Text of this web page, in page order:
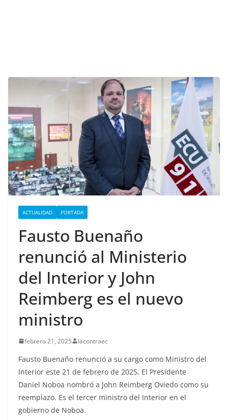
ACTUALIDAD PORTADA
Fausto Buenaño
renunció al Ministerio
del Interior y John
Reimberg es el nuevo
ministro
febrero 21, 2025 lacontraec
Fausto Buenaño renunció a su cargo como Ministro del
Interior este 21 de febrero de 2025. El Presidente
Daniel Noboa nombró a John Reimberg Oviedo como su
reemplazo. Es el tercer ministro del Interior en el
gobierno de Noboa.